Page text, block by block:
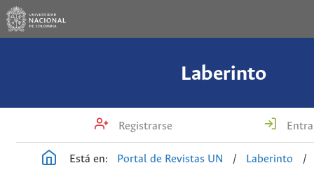
Laberinto
Registrarse
Está en: Portal de Revistas UN / Laberinto /